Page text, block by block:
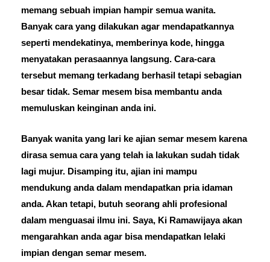
memang sebuah impian hampir semua wanita.
Banyak cara yang dilakukan agar mendapatkannya
seperti mendekatinya, memberinya kode, hingga
menyatakan perasaannya langsung. Cara-cara
tersebut memang terkadang berhasil tetapi sebagian
besar tidak. Semar mesem bisa membantu anda
memuluskan keinginan anda ini.
Banyak wanita yang lari ke ajian semar mesem karena
dirasa semua cara yang telah ia lakukan sudah tidak
lagi mujur. Disamping itu, ajian ini mampu
mendukung anda dalam mendapatkan pria idaman
anda. Akan tetapi, butuh seorang ahli profesional
dalam menguasai ilmu ini. Saya, Ki Ramawijaya akan
mengarahkan anda agar bisa mendapatkan lelaki
impian dengan semar mesem.